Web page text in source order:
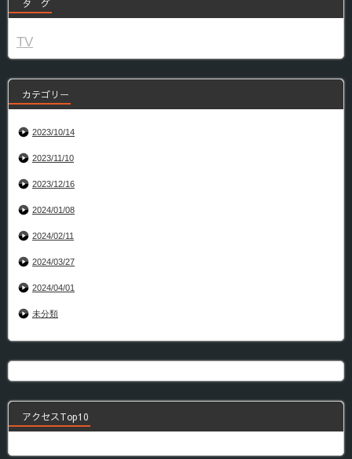
タ グ
TV
カテゴリー
2023/10/14
2023/11/10
2023/12/16
2024/01/08
2024/02/11
2024/03/27
2024/04/01
未分類
アクセスTop10